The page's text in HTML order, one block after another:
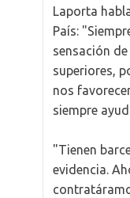
Laporta
País:
sensación
superiores,
nos
siempre
"Tienen
evidencia.